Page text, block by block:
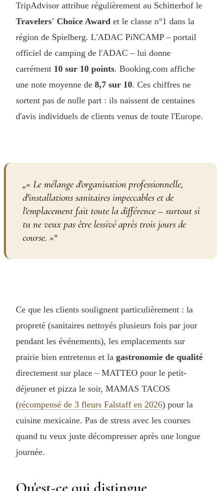
TripAdvisor attribue régulièrement au Schitterhof le
Travelers' Choice Award et le classe n°1 dans la
région de Spielberg. L'ADAC PiNCAMP – portail
officiel de camping de l'ADAC – lui donne
carrément 10 sur 10 points. Booking.com affiche
une note moyenne de 8,7 sur 10. Ces chiffres ne
sortent pas de nulle part : ils naissent de centaines
d'avis individuels de clients venus de toute l'Europe.
„« Le mélange d'organisation professionnelle,
d'installations sanitaires impeccables et de
l'emplacement fait toute la différence – surtout si
tu ne veux pas être lessivé après trois jours de
course. »“
Ce que les clients soulignent particulièrement : la
propreté (sanitaires nettoyés plusieurs fois par jour
pendant les événements), les emplacements sur
prairie bien entretenus et la gastronomie de qualité
directement sur place – MATTEO pour le petit-
déjeuner et pizza le soir, MAMAS TACOS
(récompensé de 3 fleurs Falstaff en 2026) pour la
cuisine mexicaine. Pas de stress avec les courses
quand tu veux juste décompresser après une longue
journée.